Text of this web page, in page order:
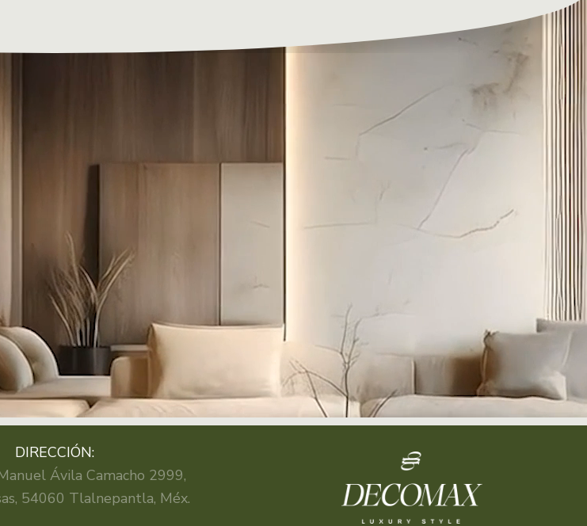
DIRECCIÓN:
Ávila Camacho 2999,
54060 Tlalnepantla, Méx.